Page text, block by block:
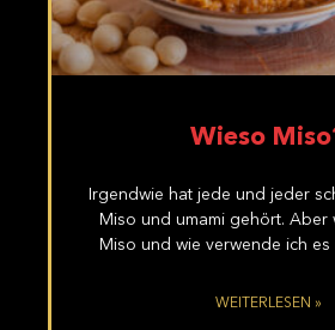
Wieso
Irgendwie hat jede und jeder
Miso und umami gehört. Aber
Miso und wie verwende ich es
WEITERLESEN »